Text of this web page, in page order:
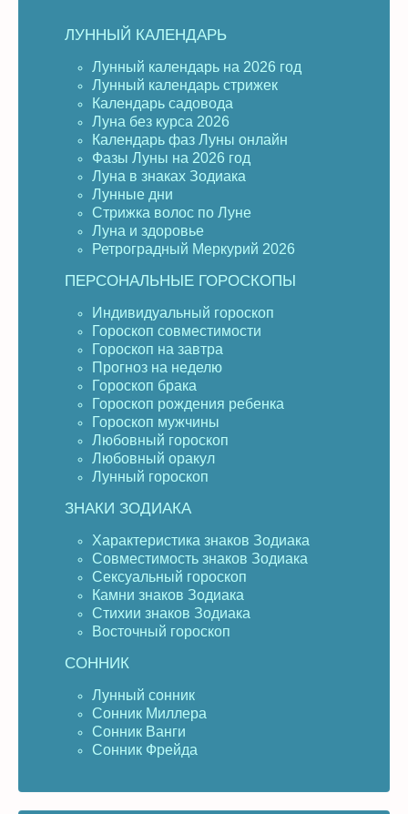
ЛУННЫЙ КАЛЕНДАРЬ
Лунный календарь на 2026 год
Лунный календарь стрижек
Календарь садовода
Луна без курса 2026
Календарь фаз Луны онлайн
Фазы Луны на 2026 год
Луна в знаках Зодиака
Лунные дни
Стрижка волос по Луне
Луна и здоровье
Ретроградный Меркурий 2026
ПЕРСОНАЛЬНЫЕ ГОРОСКОПЫ
Индивидуальный гороскоп
Гороскоп совместимости
Гороскоп на завтра
Прогноз на неделю
Гороскоп брака
Гороскоп рождения ребенка
Гороскоп мужчины
Любовный гороскоп
Любовный оракул
Лунный гороскоп
ЗНАКИ ЗОДИАКА
Характеристика знаков Зодиака
Совместимость знаков Зодиака
Сексуальный гороскоп
Камни знаков Зодиака
Стихии знаков Зодиака
Восточный гороскоп
СОННИК
Лунный сонник
Сонник Миллера
Сонник Ванги
Сонник Фрейда